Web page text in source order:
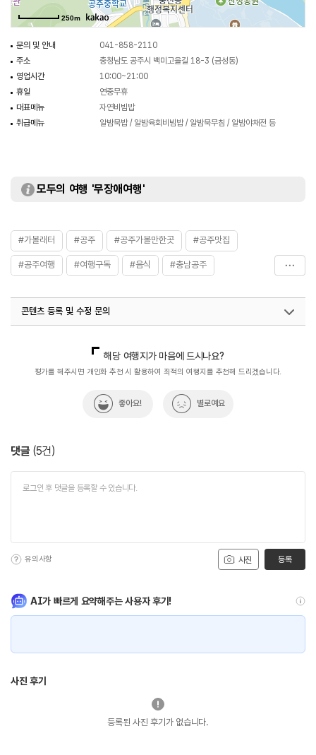
250m
문의 및 안내
041-858-2110
주소
충청남도 공주시 백미고을길 18-3 (금성동)
영업시간
10:00~21:00
휴일
연중무휴
대표메뉴
자연비빔밥
취급메뉴
알밤묵밥 / 알밤육회비빔밥 / 알밤묵무침 / 알밤야채전 등
모두의 여행 '무장애여행'
#가볼래터 #공주 #공주가볼만한곳 #공주맛집
#공주여행 #여행구독 #음식 #충남공주
콘텐츠 등록 및 수정 문의
해당 여행지가 마음에 드시나요?
평가를 해주시면 개인화 추천 시 활용하여 최적의 여행지를 추천해 드리겠습니다.
좋아요! 별로예요
댓글 (5건)
사진
유의사항 등록
AI가 빠르게 요약해주는 사용자 후기!
사진 후기
등록된 사진 후기가 없습니다.